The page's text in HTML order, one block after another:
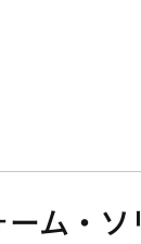
ム・